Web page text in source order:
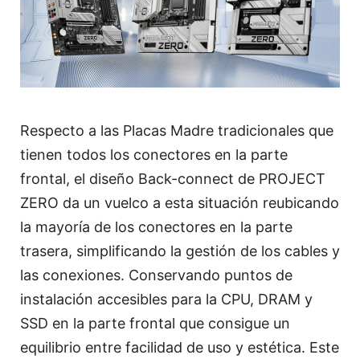
Respecto a las Placas Madre tradicionales que
tienen todos los conectores en la parte
frontal, el diseño Back-connect de PROJECT
ZERO da un vuelco a esta situación reubicando
la mayoría de los conectores en la parte
trasera, simplificando la gestión de los cables y
las conexiones. Conservando puntos de
instalación accesibles para la CPU, DRAM y
SSD en la parte frontal que consigue un
equilibrio entre facilidad de uso y estética. Este